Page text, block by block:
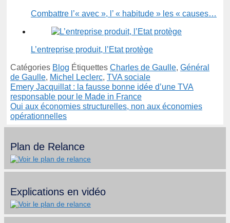
Combattre l’« avec », l’ « habitude » les « causes…
L’entreprise produit, l’Etat protège
Catégories Blog Étiquettes Charles de Gaulle, Général
de Gaulle, Michel Leclerc, TVA sociale
Emery Jacquillat : la fausse bonne idée d’une TVA
responsable pour le Made in France
Oui aux économies structurelles, non aux économies
opérationnelles
Plan de Relance
Explications en vidéo